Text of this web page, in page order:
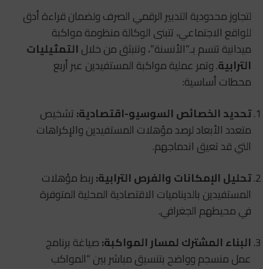
لتجاوز محدودية التدبير الرقمي الصرف ولضمان قراءة أدق
للواقع الاجتماعي، تتبنى الوكالة منظومة مواكبة
ميدانية تتسم بـ”الأنسنة”، وتنبثق من خلالالتمثيليات
الترابية. وتمر عملية مواكبة المستفيدين عبر أربع
محطات أساسية:
تحديد الخصائص السوسيو-اقتصادية:تشخيص
متعدد الأبعاد لرصد مؤهلات المستفيدين والإكراهات
التي قد تعيق اندماجهم.
تحليل الإمكانات والفرص الترابية:ربط مؤهلات
المستفيدين بالديناميات الاقتصادية المحلية المتوفرة
في محيطهم الجغرافي.
البناء المشترك لمسار المواكبة:صياغة برنامج
عمل منسجم وواضح بتنسيق مباشر بين “المواكب